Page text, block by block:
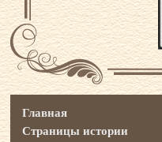
Главная
Страницы истории